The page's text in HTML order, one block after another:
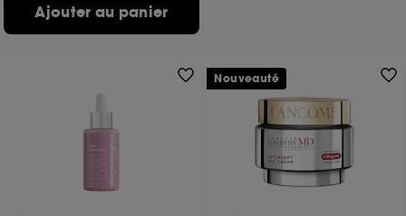
Ajouter au panier
Nouveauté